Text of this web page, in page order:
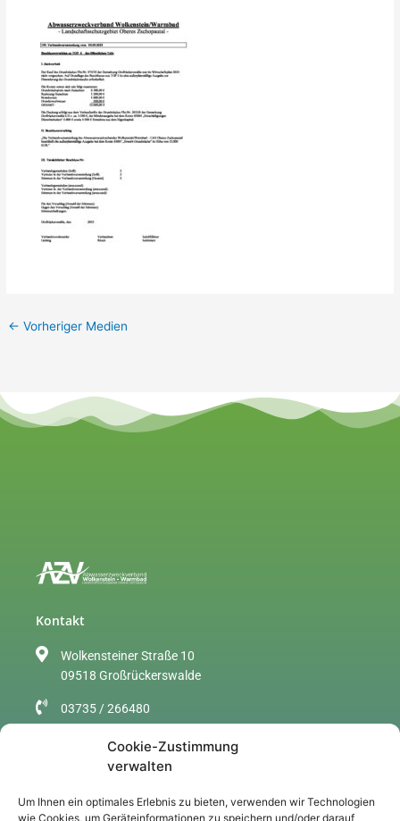
Cookie-Zustimmung
verwalten
Um Ihnen ein optimales Erlebnis zu bieten, verwenden wir Technologien
wie Cookies, um Geräteinformationen zu speichern und/oder darauf
← Vorheriger Medien
Kontakt
Wolkensteiner Straße 10
09518 Großrückerswalde
03735 / 266480
info@azv-wolkenstein.de
Über uns